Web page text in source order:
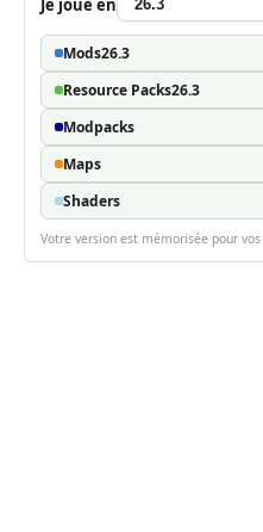
Je joue en
Mods26.3
Resource Packs26.3
Modpacks
Maps
Shaders
Votre version est mémorisée pour